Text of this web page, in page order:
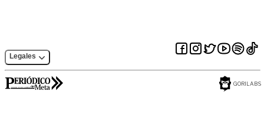
Legales
GORILABS